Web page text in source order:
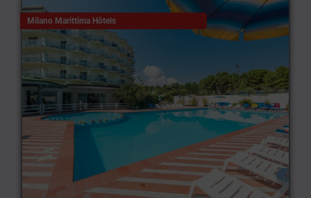
Milano Marittima Hôtels